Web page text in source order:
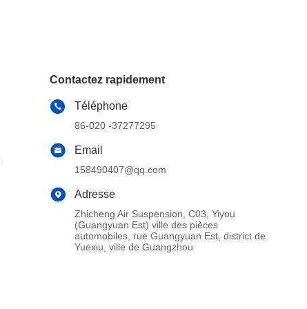
Contactez rapidement
Téléphone
86-020 -37277295
Email
158490407@qq.com
Adresse
Zhicheng Air Suspension, C03, Yiyou
(Guangyuan Est) ville des pièces
automobiles, rue Guangyuan Est, district de
Yuexiu, ville de Guangzhou